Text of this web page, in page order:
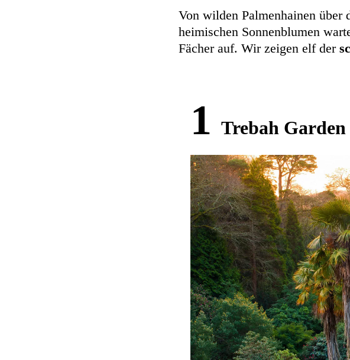
Von wilden Palmenhainen über
heimischen Sonnenblumen
Fächer auf. Wir zeigen elf der
1 Trebah Garden